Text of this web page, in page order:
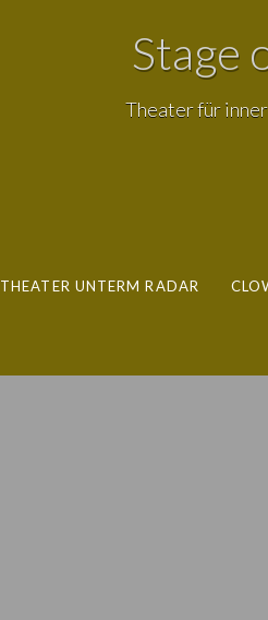
Stage
Theater für
THEATER UNTERM RADAR